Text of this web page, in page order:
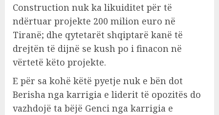
Construction nuk ka likuiditet për të
ndërtuar projekte 200 milion euro në
Tiranë; dhe qytetarët shqiptarë kanë të
drejtën të dijnë se kush po i finacon në
vërtetë këto projekte.
E për sa kohë këtë pyetje nuk e bën dot
Berisha nga karrigia e liderit të opozitës do
vazhdojë ta bëjë Genci nga karrigia e